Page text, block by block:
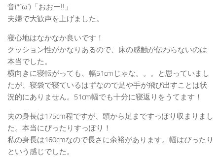
音(*´ω`)「おおー!!」
夫婦で大歓声を上げました。
寝心地はなかなか良いです！
クッション性がかなりあるので、床の感触が伝わらないのは
本当でした。
横向きに寝転がっても、幅51cmじゃな。。。と思っていまし
たが、寝袋で寝ているはずなので足や手が飛び出すことは状
況的にありません。51cm幅でも十分に寝返りをうてます！
夫の身長は175cm程ですが、頭から足まですっぽり収まりまし
た。本当にぴったりすっぽり！
私の身長は160cmなので長さに余裕があります。幅はぴったり
という感じでした。